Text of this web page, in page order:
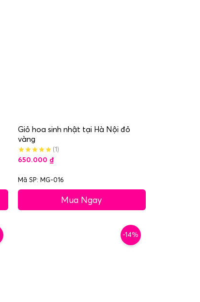
Giỏ hoa sinh nhật tại Hà Nội đỏ
vàng
(1)
650.000 ₫
Mã SP: MG-016
Mua Ngay
-14%